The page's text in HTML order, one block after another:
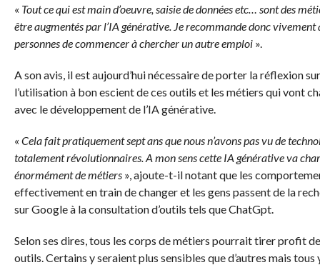
« Tout ce qui est main d’oeuvre, saisie de données etc… sont des
être augmentés par l’IA générative. Je recommande donc vivement
personnes de commencer à chercher un autre emploi ».
A son avis, il est aujourd’hui nécessaire de porter la réflexion sur
l’utilisation à bon escient de ces outils et les métiers qui vont
avec le développement de l’IA générative.
« Cela fait pratiquement sept ans que nous n’avons pas vu de
totalement révolutionnaires. A mon sens cette IA générative va
énormément de métiers », ajoute-t-il notant que les
effectivement en train de changer et les gens passent de la
sur Google à la consultation d’outils tels que ChatGpt.
Selon ses dires, tous les corps de métiers pourrait tirer profit
outils. Certains y seraient plus sensibles que d’autres mais tous